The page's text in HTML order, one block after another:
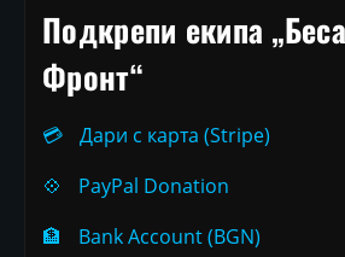
Подкрепи екипа
Фронт“
💳
Дари с карта (Stripe)
💠
PayPal Donation
🏦
Bank Account (BGN)